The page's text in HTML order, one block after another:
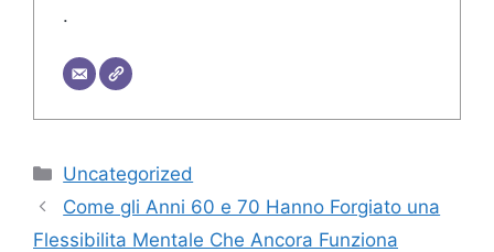
.
Categories
Uncategorized
Come gli Anni 60 e 70 Hanno Forgiato una
Flessibilita Mentale Che Ancora Funziona